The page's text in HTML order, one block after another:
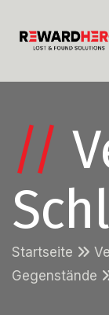
//
Startseite
Gegenstände